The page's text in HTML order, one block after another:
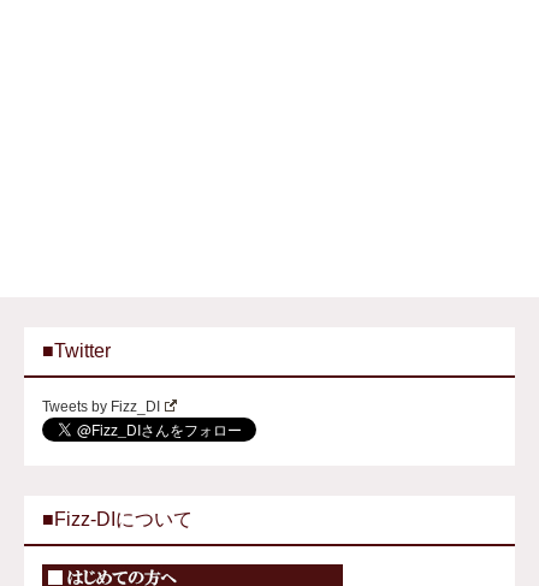
■Twitter
Tweets by Fizz_DI
■Fizz-DIについて